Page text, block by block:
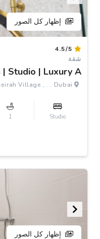
إظهار كل الصور
4.5/5
شقة
Studio | Luxury A...
Al Barsha South Fourth - Jumeirah Village , ... Dubai
Studio
1
إظهار كل الصور